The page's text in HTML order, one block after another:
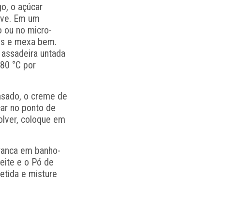
o açúcar
Em um
ou no micro-
e mexa bem.
untada
°C por
o creme de
no ponto de
coloque em
em banho-
e o Pó de
e misture